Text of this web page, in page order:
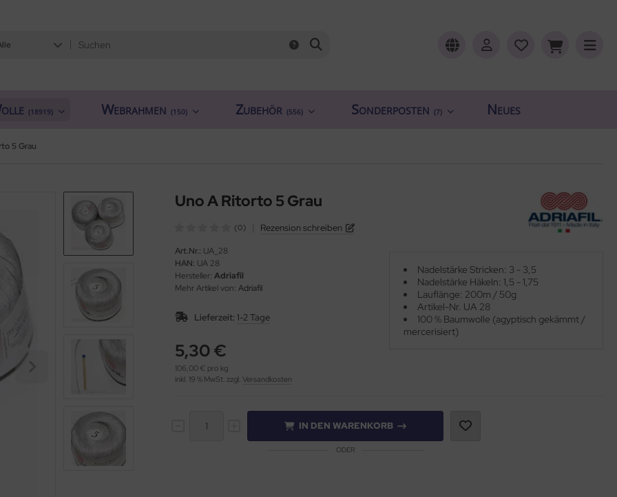
(18919) Webrahmen (150) Zubehör (556) Sonderposten (7) Neues
5 Grau
Uno A Ritorto 5 Grau
(0) Rezension schreiben
Art.Nr.: UA_28
HAN: UA 28
Hersteller: Adriafil
Mehr Artikel von: Adriafil
Lieferzeit: 1-2 Tage
5,30 €
106,00 € pro kg
inkl. 19 % MwSt. zzgl. Versandkosten
Nadelstärke Stricken: 3 - 3,5
Nadelstärke Häkeln: 1,5 - 1,75
Lauflänge: 200m / 50g
Artikel-Nr. UA 28
100 % Baumwolle (agyptisch gekämmt /
mercerisiert)
IN DEN WARENKORB
ODER